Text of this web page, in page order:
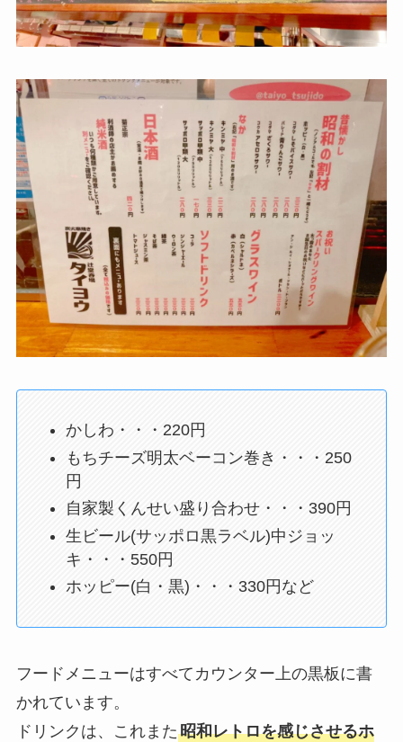
かしわ・・・220円
もちチーズ明太ベーコン巻き・・・250
円
自家製くんせい盛り合わせ・・・390円
生ビール(サッポロ黒ラベル)中ジョッ
キ・・・550円
ホッピー(白・黒)・・・330円など
フードメニューはすべてカウンター上の黒板に書
かれています。
ドリンクは、これまた昭和レトロを感じさせるホ